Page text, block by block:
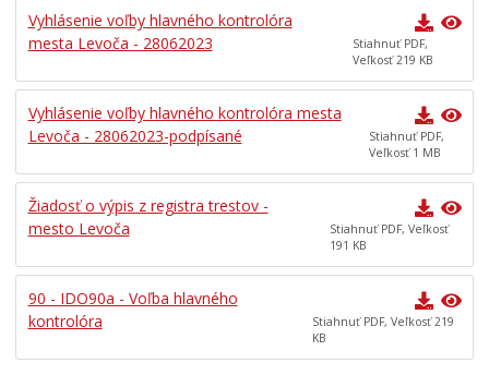
Vyhlásenie voľby hlavného kontrolóra
mesta Levoča - 28062023
Stiahnuť PDF,
Veľkosť 219 KB
Vyhlásenie voľby hlavného kontrolóra mesta
Levoča - 28062023-podpísané
Stiahnuť PDF,
Veľkosť 1 MB
Žiadosť o výpis z registra trestov -
mesto Levoča
Stiahnuť PDF, Veľkosť
191 KB
90 - IDO90a - Voľba hlavného
kontrolóra
Stiahnuť PDF, Veľkosť 219
KB